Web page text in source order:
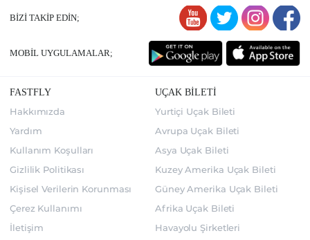
BİZİ TAKİP EDİN;
MOBİL UYGULAMALAR;
FASTFLY
Hakkımızda
Yardım
Kullanım Koşulları
Gizlilik Politikası
Kişisel Verilerin Korunması
Çerez Kullanımı
İletişim
UÇAK BİLETİ
Yurtiçi Uçak Bileti
Avrupa Uçak Bileti
Asya Uçak Bileti
Kuzey Amerika Uçak Bileti
Güney Amerika Uçak Bileti
Afrika Uçak Bileti
Havayolu Şirketleri